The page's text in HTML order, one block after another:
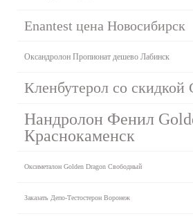
Enantest цена Новосибирск
Оксандролон Пропионат дешево Лабинск
Кленбутерол со скидкой
Нандролон Фенил
Краснокаменск
Оксиметалон Golden Dragon Свободный
Заказать Депо-Тестостерон Воронеж